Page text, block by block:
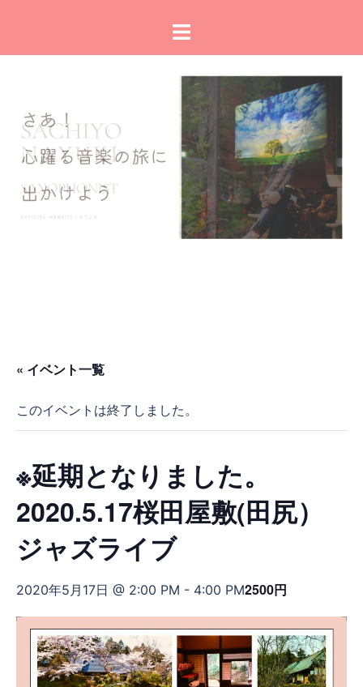
テ
ト
ー
« イベント一覧
このイベントは終了しました。
※延期となりました。
2020.5.17桜田屋敷(田尻）
ジャズライブ
2020年5月17日 @ 2:00 PM - 4:00 PM2500円